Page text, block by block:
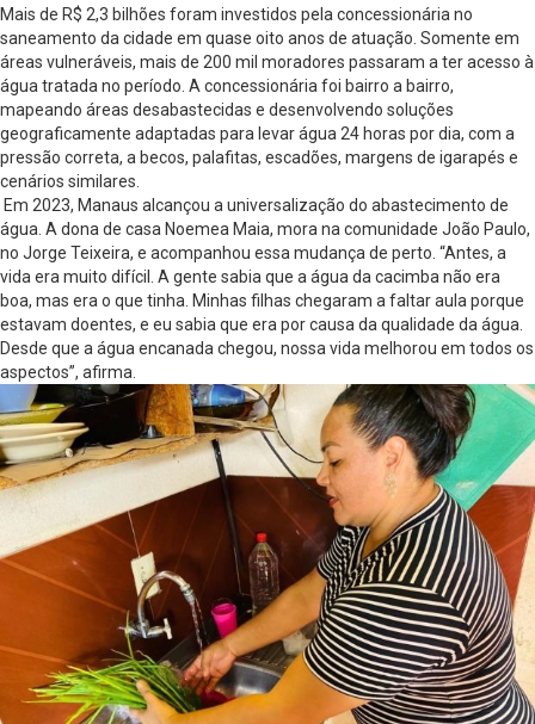
Mais de R$ 2,3 bilhões foram investidos pela concessionária no
saneamento da cidade em quase oito anos de atuação. Somente em
áreas vulneráveis, mais de 200 mil moradores passaram a ter acesso à
água tratada no período. A concessionária foi bairro a bairro,
mapeando áreas desabastecidas e desenvolvendo soluções
geograficamente adaptadas para levar água 24 horas por dia, com a
pressão correta, a becos, palafitas, escadões, margens de igarapés e
cenários similares.
Em 2023, Manaus alcançou a universalização do abastecimento de
água. A dona de casa Noemea Maia, mora na comunidade João Paulo,
no Jorge Teixeira, e acompanhou essa mudança de perto. “Antes, a
vida era muito difícil. A gente sabia que a água da cacimba não era
boa, mas era o que tinha. Minhas filhas chegaram a faltar aula porque
estavam doentes, e eu sabia que era por causa da qualidade da água.
Desde que a água encanada chegou, nossa vida melhorou em todos os
aspectos”, afirma.